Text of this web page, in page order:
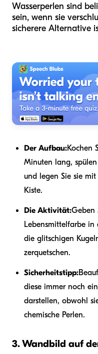
Wasserperlen sind
sein, wenn sie
sicherere Alternative
Der Aufbau:Kochen
Minuten lang,
und legen Sie sie
Kiste.
Die Aktivität:Geben
Lebensmittelfarbe in
die glitschigen
zerquetschen.
Sicherheitstipp:
diese immer noch
darstellen, obwohl
chemische Perlen.
3. Wandbild auf